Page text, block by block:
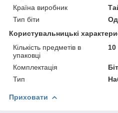
Країна виробник
Тип біти
Користувальницькі
Кількість предметів в
упаковці
10
Комплектація
Тип
Приховати